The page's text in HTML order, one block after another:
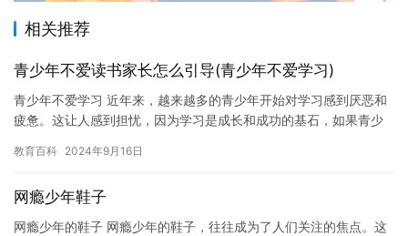
相关推荐
青少年不爱读书家长怎么引导(青少年不爱学习)
青少年不爱学习 近年来，越来越多的青少年开始对学习感到厌恶和
疲惫。这让人感到担忧，因为学习是成长和成功的基石，如果青少
年…
教育百科 2024年9月16日
网瘾少年鞋子
网瘾少年的鞋子 网瘾少年的鞋子，往往成为了人们关注的焦点。这